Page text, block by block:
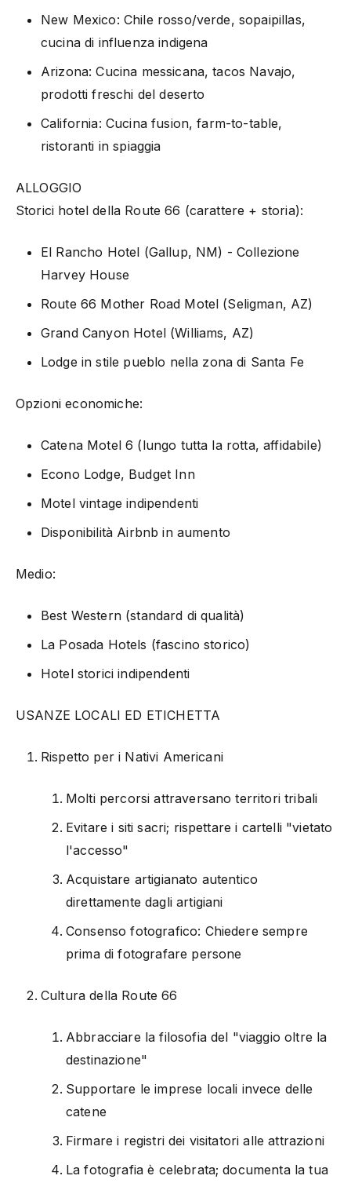
New Mexico: Chile rosso/verde, sopaipillas,
cucina di influenza indigena
Arizona: Cucina messicana, tacos Navajo,
prodotti freschi del deserto
California: Cucina fusion, farm-to-table,
ristoranti in spiaggia
ALLOGGIO
Storici hotel della Route 66 (carattere + storia):
El Rancho Hotel (Gallup, NM) - Collezione
Harvey House
Route 66 Mother Road Motel (Seligman, AZ)
Grand Canyon Hotel (Williams, AZ)
Lodge in stile pueblo nella zona di Santa Fe
Opzioni economiche:
Catena Motel 6 (lungo tutta la rotta, affidabile)
Econo Lodge, Budget Inn
Motel vintage indipendenti
Disponibilità Airbnb in aumento
Medio:
Best Western (standard di qualità)
La Posada Hotels (fascino storico)
Hotel storici indipendenti
USANZE LOCALI ED ETICHETTA
Rispetto per i Nativi Americani
Molti percorsi attraversano territori tribali
Evitare i siti sacri; rispettare i cartelli "vietato
l'accesso"
Acquistare artigianato autentico
direttamente dagli artigiani
Consenso fotografico: Chiedere sempre
prima di fotografare persone
Cultura della Route 66
Abbracciare la filosofia del "viaggio oltre la
destinazione"
Supportare le imprese locali invece delle
catene
Firmare i registri dei visitatori alle attrazioni
La fotografia è celebrata; documenta la tua